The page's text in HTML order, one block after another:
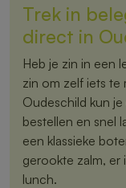
Trek in
direct in
Heb je zin in een
zin om zelf iets te
Oudeschild kun
bestellen en snel
een klassieke
gerookte zalm, er
lunch.